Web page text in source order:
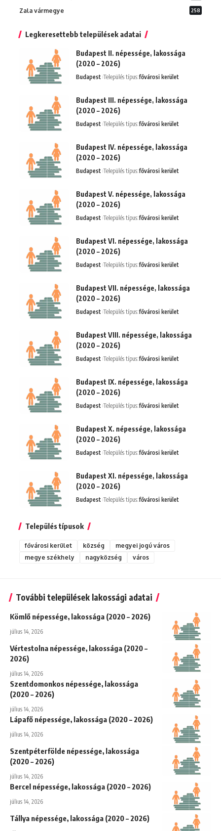
Zala vármegye 258
Legkeresettebb települések adatai
Budapest II. népessége, lakossága
(2020 – 2026)
Budapest Település típus:fővárosi kerület
Budapest III. népessége, lakossága
(2020 – 2026)
Budapest Település típus:fővárosi kerület
Budapest IV. népessége, lakossága
(2020 – 2026)
Budapest Település típus:fővárosi kerület
Budapest V. népessége, lakossága
(2020 – 2026)
Budapest Település típus:fővárosi kerület
Budapest VI. népessége, lakossága
(2020 – 2026)
Budapest Település típus:fővárosi kerület
Budapest VII. népessége, lakossága
(2020 – 2026)
Budapest Település típus:fővárosi kerület
Budapest VIII. népessége, lakossága
(2020 – 2026)
Budapest Település típus:fővárosi kerület
Budapest IX. népessége, lakossága
(2020 – 2026)
Budapest Település típus:fővárosi kerület
Budapest X. népessége, lakossága
(2020 – 2026)
Budapest Település típus:fővárosi kerület
Budapest XI. népessége, lakossága
(2020 – 2026)
Budapest Település típus:fővárosi kerület
Település típusok
fővárosi kerület község
megyei jogú város
megye székhely
nagyközség város
További települések lakossági adatai
Kömlő népessége, lakossága (2020 – 2026)
július 14, 2026
Vértestolna népessége, lakossága (2020 –
2026)
július 14, 2026
Szentdomonkos népessége, lakossága
(2020 – 2026)
július 14, 2026
Lápafő népessége, lakossága (2020 – 2026)
július 14, 2026
Szentpéterfölde népessége, lakossága
(2020 – 2026)
július 14, 2026
Bercel népessége, lakossága (2020 – 2026)
július 14, 2026
Tállya népessége, lakossága (2020 – 2026)